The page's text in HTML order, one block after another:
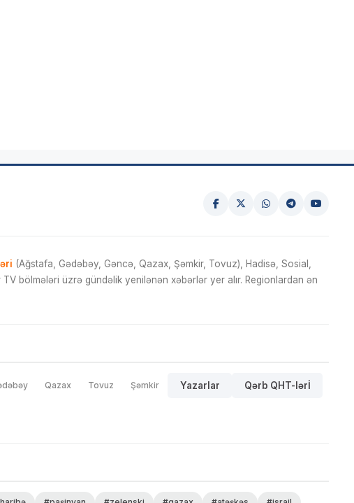
(Ağstafa, Gədəbəy, Gəncə, Qazax, Şəmkir, Tovuz), Hadisə, Sosial,
bölmələri üzrə gündəlik yenilənən xəbərlər yer alır. Regionlardan ən
Qazax Tovuz Şəmkir Yazarlar Qərb QHT-lərİ